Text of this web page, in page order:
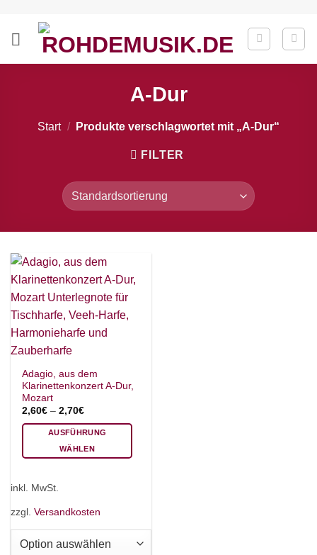
springen
A-Dur
Start / Produkte verschlagwortet mit „A-Dur“
FILTER
Adagio, aus dem
Klarinettenkonzert A-Dur,
Mozart
2,60€ –2,70€
AUSFÜHRUNG
WÄHLEN
mehrere
auf.
inkl. MwSt.
zzgl. Versandkosten